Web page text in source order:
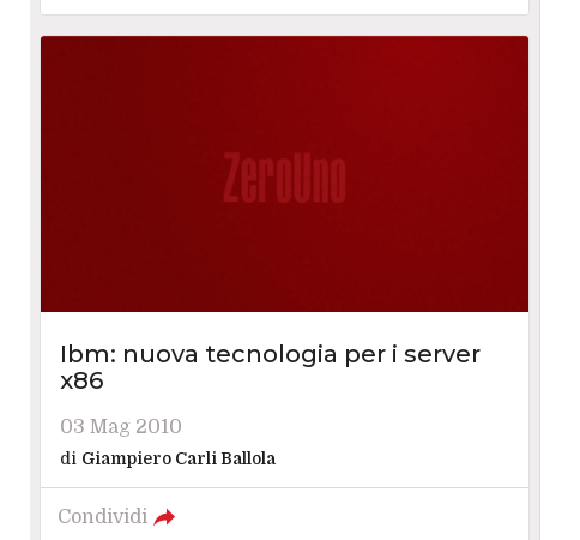
Ibm: nuova tecnologia per i server
x86
03 Mag 2010
di Giampiero Carli Ballola
Condividi